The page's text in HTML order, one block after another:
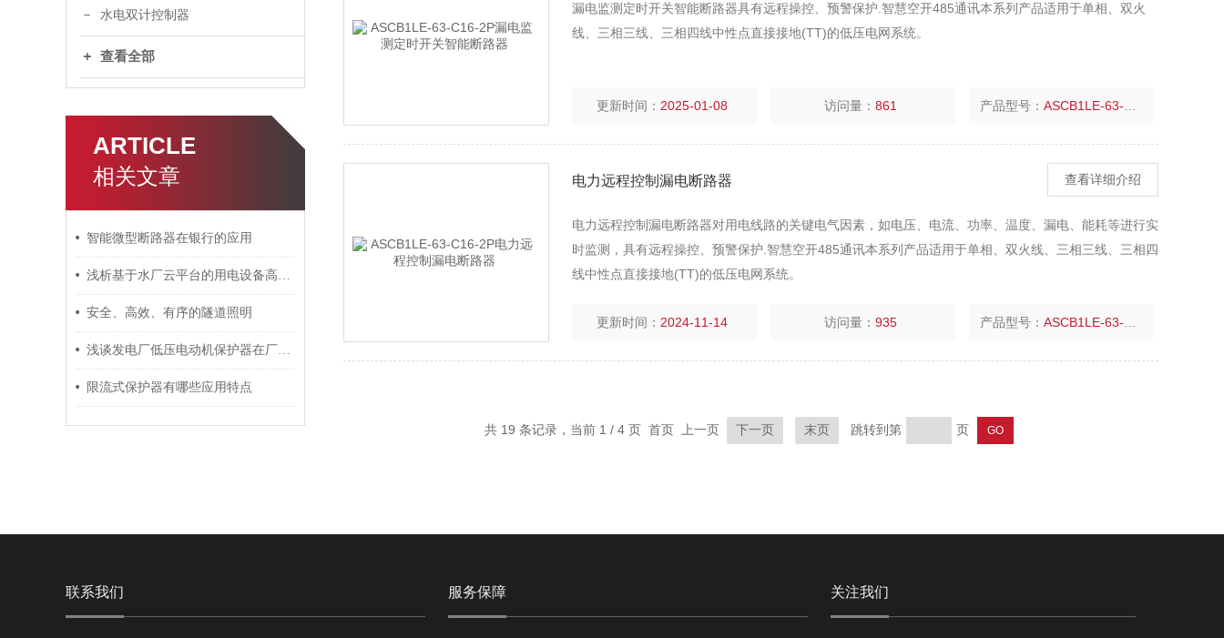
水电双计控制器
查看全部
ARTICLE
相关文章
智能微型断路器在银行的应用
浅析基于水厂云平台的用电设备高效运行管理系统
安全、高效、有序的隧道照明
浅谈发电厂低压电动机保护器在厂用电系统的应用
限流式保护器有哪些应用特点
漏电监测定时开关智能断路器具有远程操控、预警保护.智慧空开485通讯本系列产品适用于单相、双火
线、三相三线、三相四线中性点直接接地(TT)的低压电网系统。
更新时间： 2025-01-08 访问量：861 产品型号：ASCB1LE-63-C16-2P
电力远程控制漏电断路器 查看详细介绍
电力远程控制漏电断路器对用电线路的关键电气因素，如电压、电流、功率、温度、漏电、能耗等进行实
时监测，具有远程操控、预警保护.智慧空开485通讯本系列产品适用于单相、双火线、三相三线、三相四
线中性点直接接地(TT)的低压电网系统。
更新时间： 2024-11-14 访问量：935 产品型号：ASCB1LE-63-C16-2P
共 19 条记录，当前 1 / 4 页 首页 上一页 下一页 末页 跳转到第 页
联系我们 服务保障 关注我们